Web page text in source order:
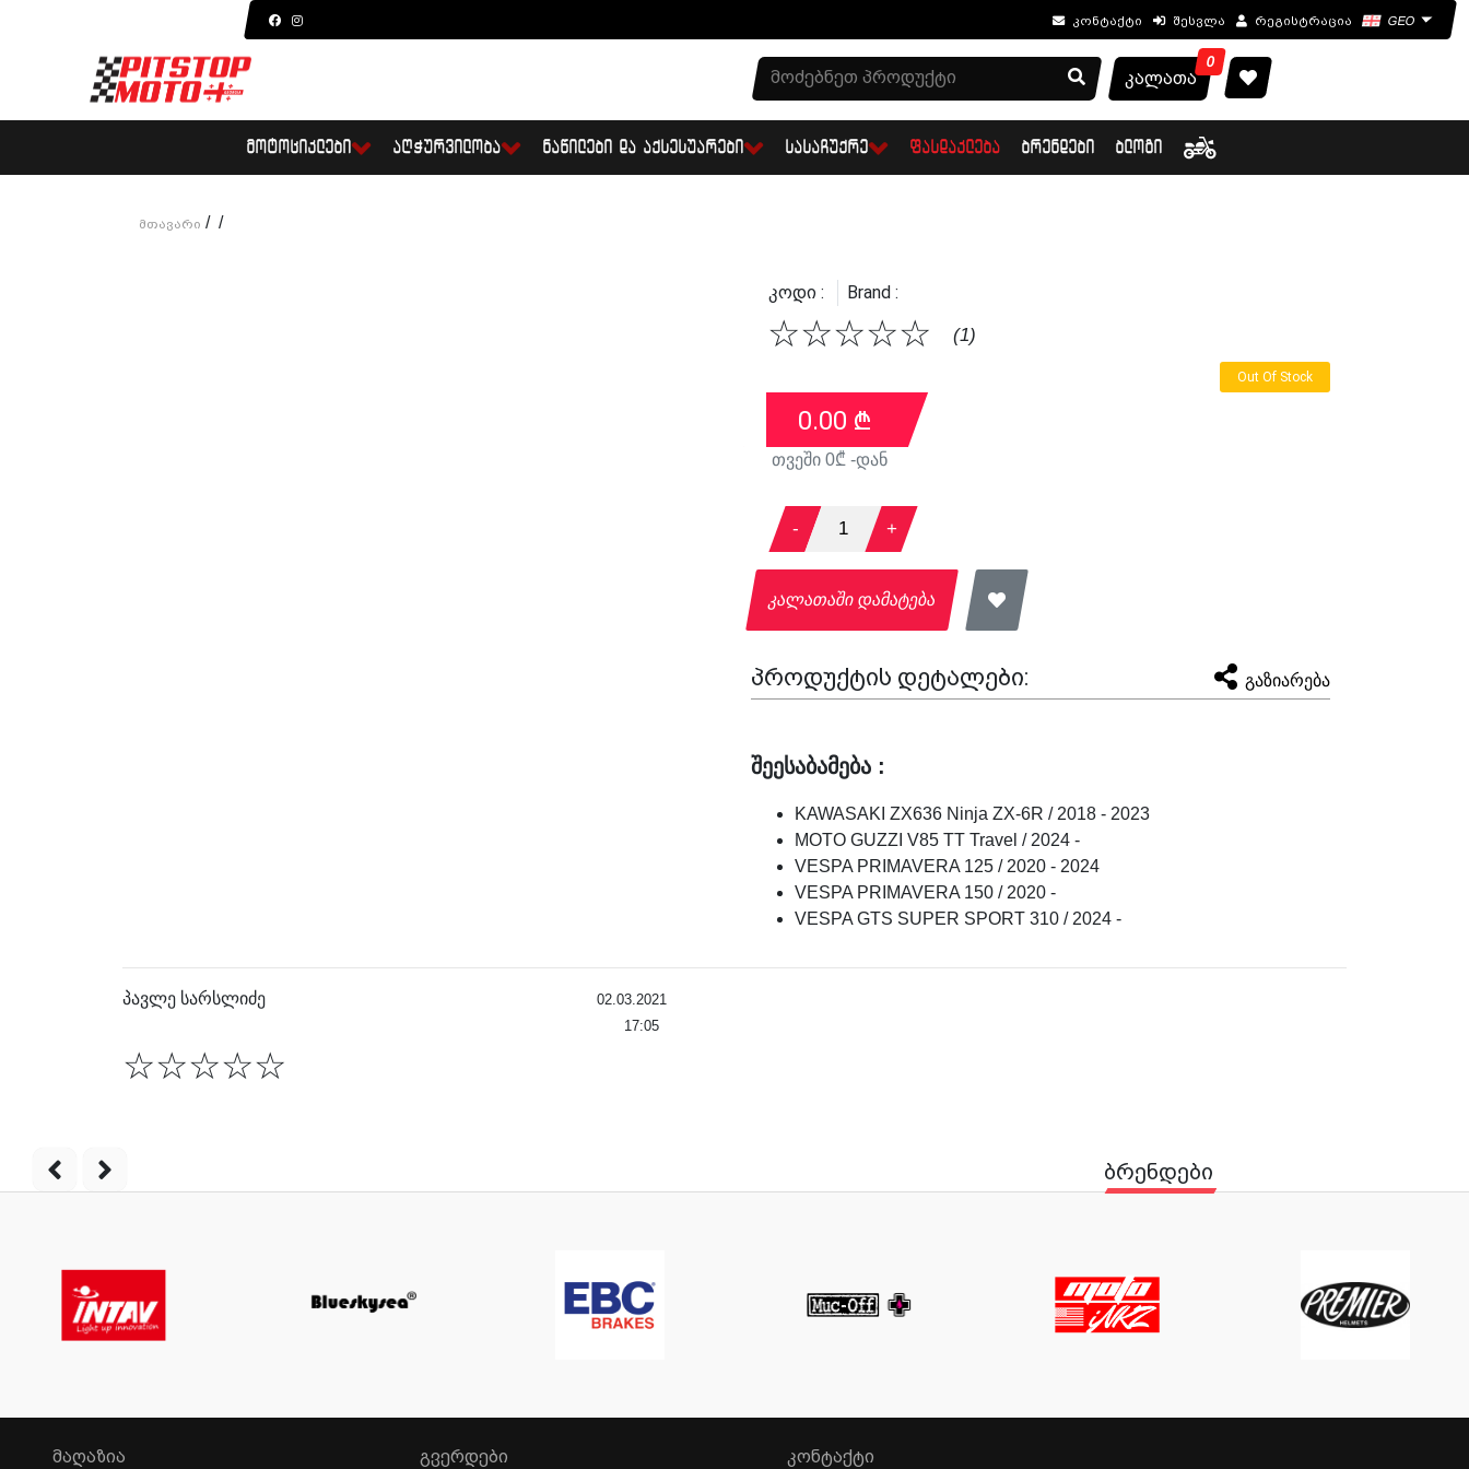
კონტაქტი შესვლა რეგისტრაცია GEO
0
კალათა
ᲛᲝᲢᲝᲪᲘᲙᲚᲔᲑᲘ ᲐᲦᲭᲣᲠᲕᲘᲚᲝᲑᲐ ᲜᲐᲬᲘᲚᲔᲑᲘ ᲓᲐ ᲐᲥᲡᲔᲡᲣᲐᲠᲔᲑᲘ ᲡᲐᲡᲐᲩᲣᲥᲠᲔ ᲤᲐᲡᲓᲐᲙᲚᲔᲑᲐ ᲑᲠᲔᲜᲓᲔᲑᲘ ᲑᲚᲝᲒᲘ
Მთავარი / /
Კოდი : Brand :
☆
☆
☆
☆
☆ (1)
Out Of Stock
0.00 ₾
თვეში 0₾ -დან
- 1 +
კალათაში დამატება
პროდუქტის დეტალები: გაზიარება
შეესაბამება :
KAWASAKI ZX636 Ninja ZX-6R / 2018 - 2023
MOTO GUZZI V85 TT Travel / 2024 -
VESPA PRIMAVERA 125 / 2020 - 2024
VESPA PRIMAVERA 150 / 2020 -
VESPA GTS SUPER SPORT 310 / 2024 -
პავლე სარსლიძე
02.03.2021
17:05
☆
☆
☆
☆
☆
ბრენდები
ᲛᲐᲦᲐᲖᲘᲐ ᲒᲕᲔᲠᲓᲔᲑᲘ ᲙᲝᲜᲢᲐᲥᲢᲘ